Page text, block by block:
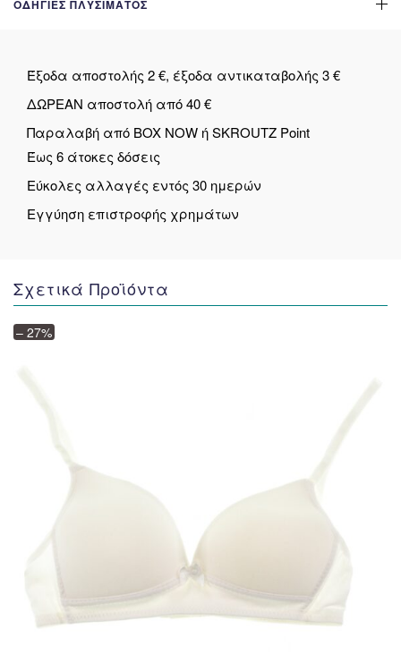
ΟΔΗΓΊΕΣ ΠΛΥΣΊΜΑΤΟΣ
Έξοδα αποστολής 2 €, έξοδα αντικαταβολής 3 €
ΔΩΡΕΑΝ αποστολή από 40 €
Παραλαβή από BOX NOW ή SKROUTZ Point
Έως 6 άτοκες δόσεις
Εύκολες αλλαγές εντός 30 ημερών
Εγγύηση επιστροφής χρημάτων
Σχετικά Προϊόντα
– 27%